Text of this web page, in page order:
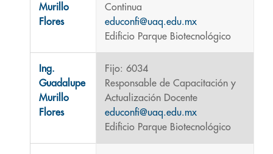
Murillo
Flores
Continua
educonfi@uaq.edu.mx
Edificio Parque Biotecnológico
Ing.
Guadalupe
Murillo
Flores
Fijo: 6034
Responsable de Capacitación y
Actualización Docente
educonfi@uaq.edu.mx
Edificio Parque Biotecnológico